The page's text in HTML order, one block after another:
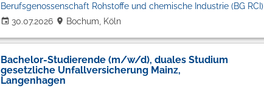
30.07.2026
Berufsgenossenschaft Rohstoffe und chemische Industrie (BG RCI)
Bochum, Köln
Bachelor-Studierende (m/w/d), duales Studium
gesetzliche Unfallversicherung Mainz,
Langenhagen